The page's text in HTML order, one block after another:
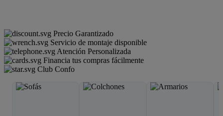
Precio Garantizado
Servicio de montaje disponible
Atención Personalizada
Financia tus compras fácilmente
Club Confo